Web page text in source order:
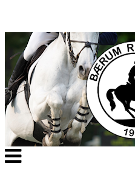
Veksle
navigasjon